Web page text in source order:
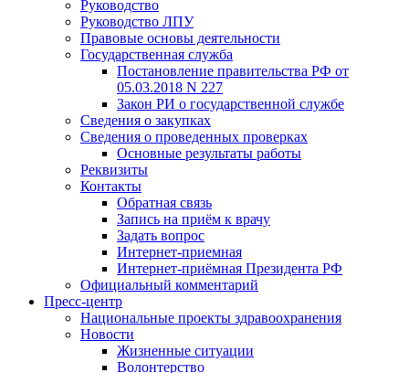
Руководство
Руководство ЛПУ
Правовые основы деятельности
Государственная служба
Постановление правительства РФ от
05.03.2018 N 227
Закон РИ о государственной службе
Сведения о закупках
Сведения о проведенных проверках
Основные результаты работы
Реквизиты
Контакты
Обратная связь
Запись на приём к врачу
Задать вопрос
Интернет-приемная
Интернет-приёмная Президента РФ
Официальный комментарий
Пресс-центр
Национальные проекты здравоохранения
Новости
Жизненные ситуации
Волонтерство